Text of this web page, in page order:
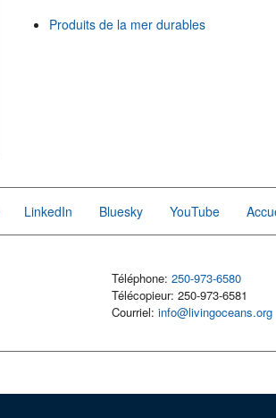
Produits de la mer durables
LinkedIn Bluesky YouTube
Téléphone: 250-973-6580
Télécopieur: 250-973-6581
Courriel: info@livingoceans.org